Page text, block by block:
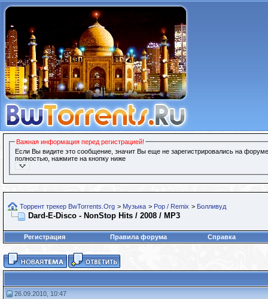
Важная информация перед регистрацией!
Если Вы видите это сообщение, значит Вы еще не зарегистрировались на
полностью, нажмите на кнопку ниже
Торрент трекер BwTorrents.Org > Музыка > Pop / Remix > Болливуд
Dard-E-Disco - NonStop Hits / 2008 / MP3
Регистрация Правила форума Справка
26.09.2010, 10:47